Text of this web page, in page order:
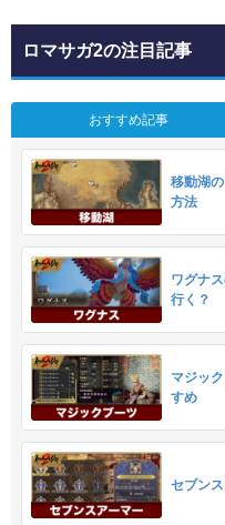
ロマサガ2の注目記事
おすすめ記事
移動湖
方法
ワグナ
行く？
マジッ
すめ
セブン